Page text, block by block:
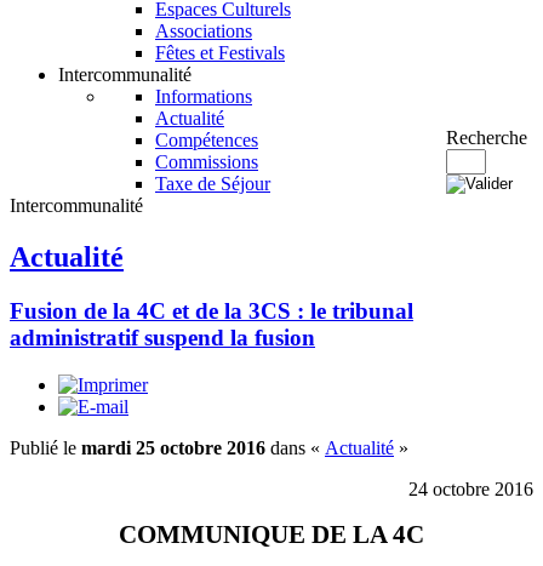
Espaces Culturels
Associations
Fêtes et Festivals
Intercommunalité
Informations
Actualité
Compétences
Commissions
Taxe de Séjour
Recherche
Intercommunalité
Actualité
Fusion de la 4C et de la 3CS : le tribunal
administratif suspend la fusion
Publié le mardi 25 octobre 2016 dans « Actualité »
24 octobre 2016
COMMUNIQUE DE LA 4C